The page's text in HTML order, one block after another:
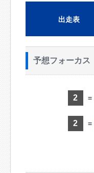
出走表
予想フォーカス
2 =
2 =